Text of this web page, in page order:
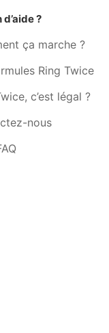
Genval
Braine-l'alleud
Ohain
Ophain
Wavre
d’aide ?
ça marche ?
Ring Twice
c’est légal ?
nous